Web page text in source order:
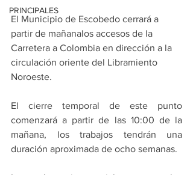
PRINCIPALES
El Municipio de Escobedo cerrará a
partir de mañanalos accesos de la
Carretera a Colombia en dirección a la
circulación oriente del Libramiento
Noroeste.
El cierre temporal de este punto
comenzará a partir de las 10:00 de la
mañana, los trabajos tendrán una
duración aproximada de ocho semanas.